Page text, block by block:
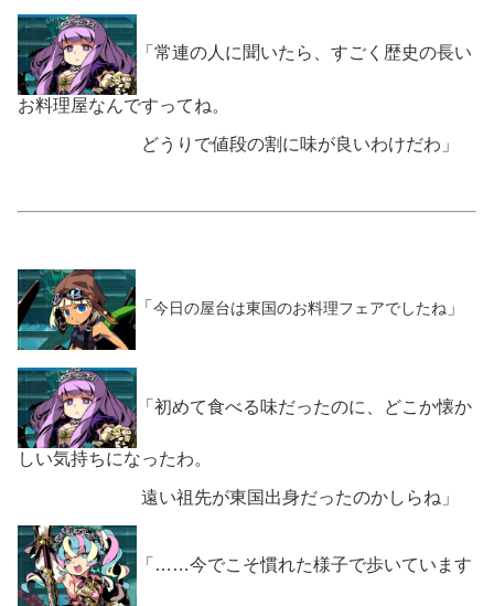
「常連の人に聞いたら、すごく歴史の長い
お料理屋なんですってね。
どうりで値段の割に味が良いわけだわ」
「 今日の屋台は東国のお料理フェアでしたね 」
「初めて食べる味だったのに、どこか懐か
しい気持ちになったわ。
遠い祖先が東国出身だったのかしらね」
「……今でこそ慣れた様子で歩いています